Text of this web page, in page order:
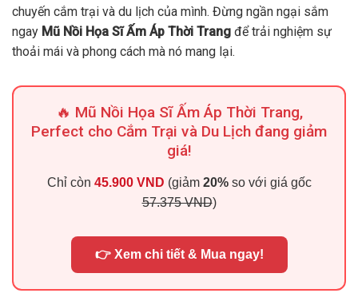
chuyến cắm trại và du lịch của mình. Đừng ngần ngại sắm
ngay Mũ Nồi Họa Sĩ Ấm Áp Thời Trang để trải nghiệm sự
thoải mái và phong cách mà nó mang lại.
🔥 Mũ Nồi Họa Sĩ Ấm Áp Thời Trang,
Perfect cho Cắm Trại và Du Lịch đang giảm
giá!
Chỉ còn 45.900 VND (giảm 20%so với giá gốc
57.375 VND)
👉 Xem chi tiết & Mua ngay!